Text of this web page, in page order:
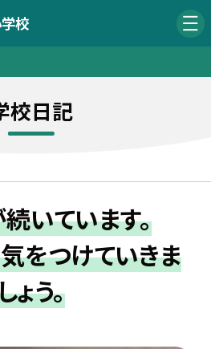
校
校日記
いています。
をつけていきま
ょう。